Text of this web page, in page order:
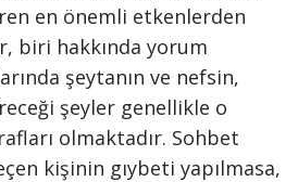
en önemli etkenlerden
biri hakkında yorum
şeytanın ve nefsin,
şeyler genellikle o
olmaktadır. Sohbet
kişinin gıybeti yapılmasa,